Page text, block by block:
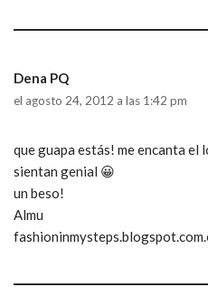
Dena PQ
el agosto 24, 2012 a las 1:42 pm
que guapa estás! me encanta el
sientan genial 😀
un beso!
Almu